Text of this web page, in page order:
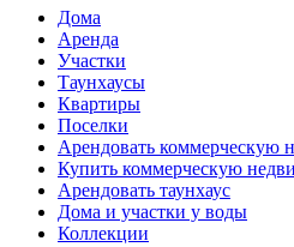
Дома
Аренда
Участки
Таунхаусы
Квартиры
Поселки
Арендовать коммерческую
Купить коммерческую
Арендовать таунхаус
Дома и участки у воды
Коллекции